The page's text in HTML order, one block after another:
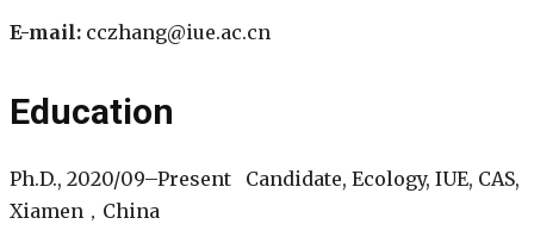
E-mail: cczhang@iue.ac.cn
Education
Ph.D., 2020/09–Present Candidate, Ecology, IUE, CAS,
Xiamen，China